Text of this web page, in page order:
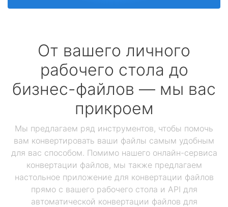
От вашего личного
рабочего стола до
бизнес-файлов — мы вас
прикроем
Мы предлагаем ряд инструментов, чтобы помочь
вам конвертировать ваши файлы самым удобным
для вас способом. Помимо нашего онлайн-сервиса
конвертации файлов, мы также предлагаем
настольное приложение для конвертации файлов
прямо с вашего рабочего стола и API для
автоматической конвертации файлов для